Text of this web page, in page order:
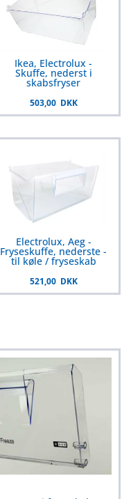
Ikea, Electrolux -
Skuffe, nederst i
skabsfryser
503,00 DKK
Electrolux, Aeg -
Fryseskuffe, nederste -
til køle / fryseskab
521,00 DKK